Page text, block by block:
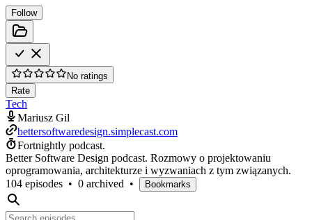
Follow
No ratings
Rate
Tech
Mariusz Gil
bettersoftwaredesign.simplecast.com
Fortnightly podcast.
Better Software Design podcast. Rozmowy o projektowaniu
oprogramowania, architekturze i wyzwaniach z tym związanych.
104 episodes • 0 archived • Bookmarks